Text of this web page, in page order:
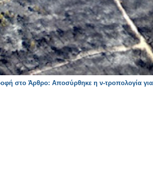
στο Άρθρο: Αποσύρθηκε η ν-τροπολογία για